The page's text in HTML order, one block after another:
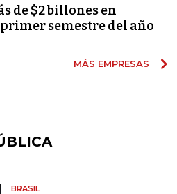
de $2 billones en
semestre del año
MÁS EMPRESAS
BRASIL